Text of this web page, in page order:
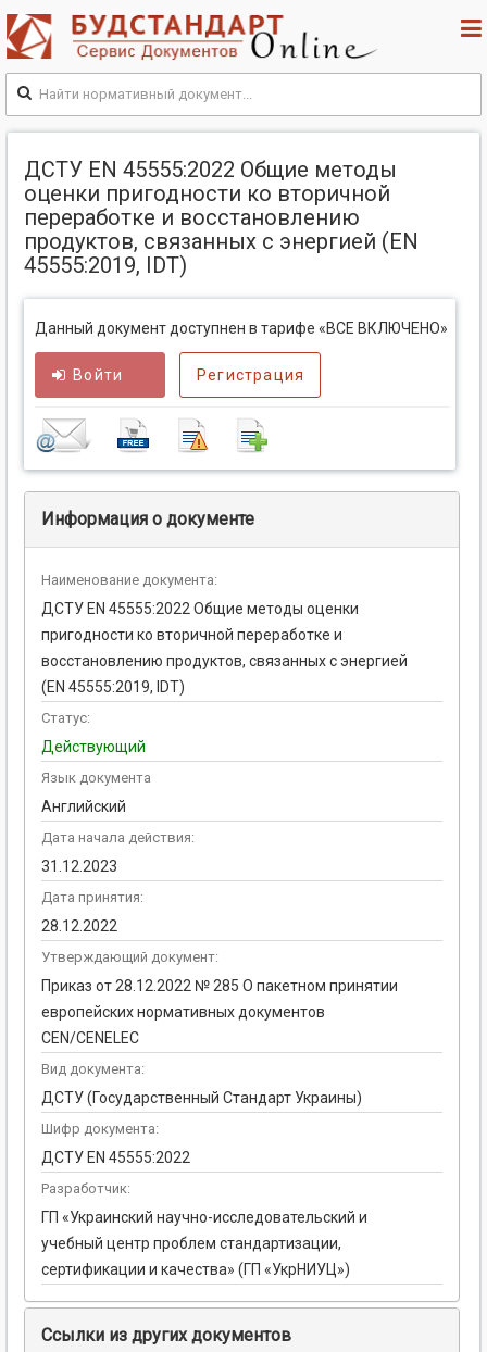
ДСТУ EN 45555:2022 Общие методы
оценки пригодности кo вторичной
переработке и восстановлению
продуктов, связанных с энергией (EN
45555:2019, IDT)
Данный документ доступнен в тарифе «ВСЕ ВКЛЮЧЕНО»
Войти Регистрация
Информация о документе
Наименование документа:
ДСТУ EN 45555:2022 Общие методы оценки
пригодности кo вторичной переработке и
восстановлению продуктов, связанных с энергией
(EN 45555:2019, IDT)
Статус:
Действующий
Язык документа
Английский
Дата начала действия:
31.12.2023
Дата принятия:
28.12.2022
Утверждающий документ:
Приказ от 28.12.2022 № 285 О пакетном принятии
европейских нормативных документов
CEN/CENELEC
Вид документа:
ДСТУ (Государственный Стандарт Украины)
Шифр документа:
ДСТУ EN 45555:2022
Разработчик:
ГП «Украинский научно-исследовательский и
учебный центр проблем стандартизации,
сертификации и качества» (ГП «УкрНИУЦ»)
Ссылки из других документов